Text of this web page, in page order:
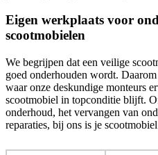
Eigen werkplaats voor
scootmobielen
We begrijpen dat een veilige
goed onderhouden wordt.
waar onze deskundige monteurs
scootmobiel in topconditie blijft.
onderhoud, het vervangen van
reparaties, bij ons is je